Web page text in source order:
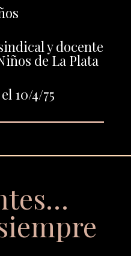
y docente
de La Plata
10/4/75